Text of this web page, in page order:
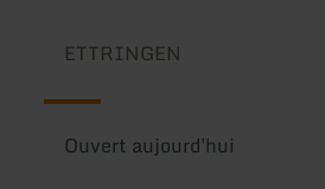
ETTRINGEN
Ouvert aujourd'hui